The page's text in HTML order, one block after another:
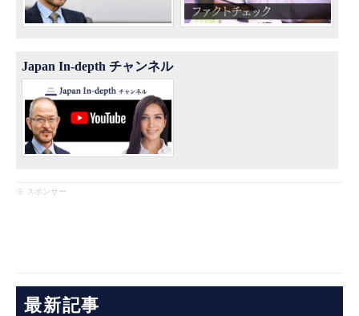
Japan In-depth チャンネル
※ スポンサー
最新記事